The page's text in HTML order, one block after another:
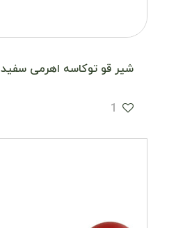
شیر قو توکاسه اهرمی سفید
1